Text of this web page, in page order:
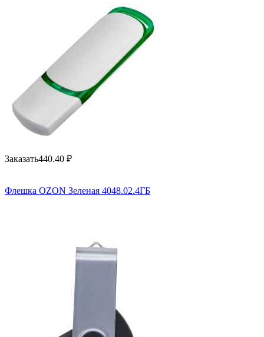
Заказать440.40 ₽
Флешка OZON Зеленая 4048.02.4ГБ